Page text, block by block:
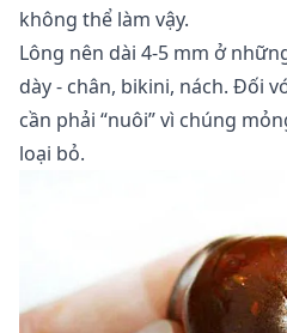
không thể làm vậy.
Lông nên dài 4-5 mm ở
dày - chân, bikini, nách. Đối
cần phải “nuôi” vì chúng
loại bỏ.